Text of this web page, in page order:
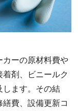
カーの原材料費や
剤、ビニールク
します。その結
費、設備更新コ